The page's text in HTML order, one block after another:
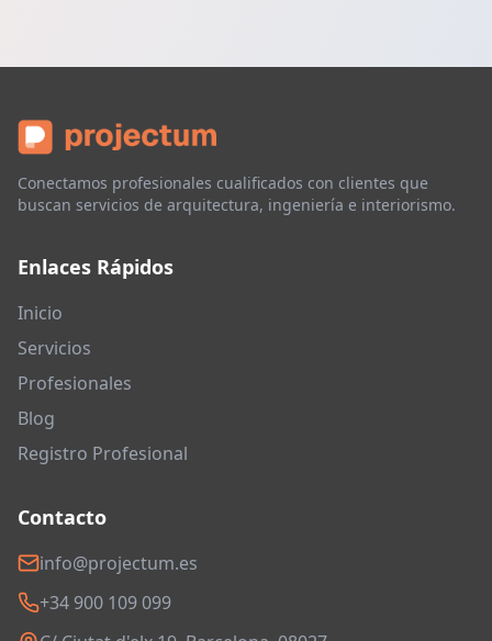
Conectamos profesionales cualificados con clientes que
buscan servicios de arquitectura, ingeniería e interiorismo.
Enlaces Rápidos
Inicio
Servicios
Profesionales
Blog
Registro Profesional
Contacto
info@projectum.es
+34 900 109 099